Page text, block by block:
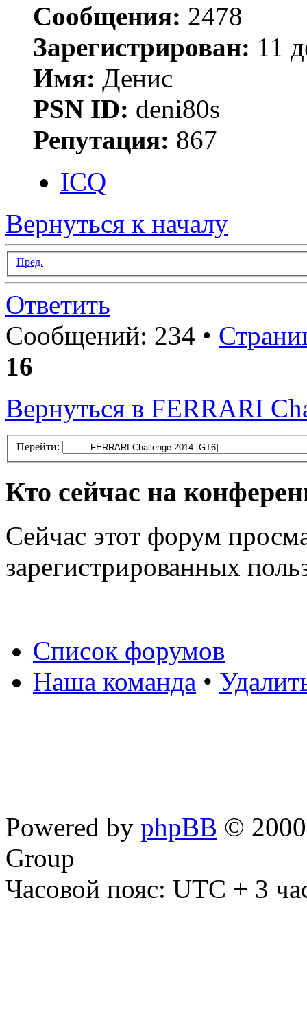
Сообщения: 2478
Зарегистрирован: 11
Имя: Денис
PSN ID: deni80s
Репутация: 867
ICQ
Вернуться к началу
Пред.
Ответить
Сообщений: 234 •
16
Вернуться в FERRARI
Перейти:
Кто сейчас на
Сейчас этот форум
зарегистрированных
Список форумов
Наша команда •
Powered by phpBB ©
Group
Часовой пояс: UTC + 3